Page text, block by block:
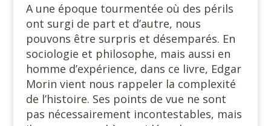
A une époque tourmentée où des périls
ont surgi de part et d’autre, nous
pouvons être surpris et désemparés. En
sociologie et philosophe, mais aussi en
homme d’expérience, dans ce livre, Edgar
Morin vient nous rappeler la complexité
de l’histoire. Ses points de vue ne sont
pas nécessairement incontestables, mais